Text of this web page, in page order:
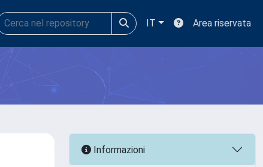
IT Area riservata
Informazioni